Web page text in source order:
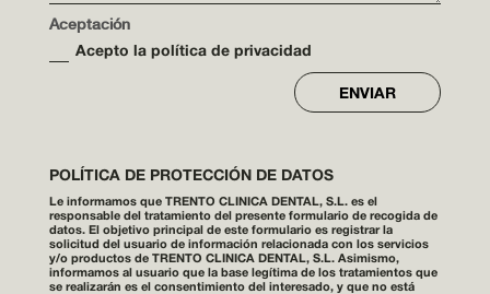
Aceptación
Acepto la política de privacidad
ENVIAR
POLÍTICA DE PROTECCIÓN DE DATOS
Le informamos que TRENTO CLINICA DENTAL, S.L. es el
responsable del tratamiento del presente formulario de recogida de
datos. El objetivo principal de este formulario es registrar la
solicitud del usuario de información relacionada con los servicios
y/o productos de TRENTO CLINICA DENTAL, S.L. Asimismo,
informamos al usuario que la base legítima de los tratamientos que
se realizarán es el consentimiento del interesado, y que no está